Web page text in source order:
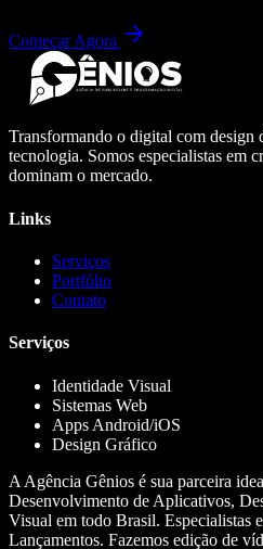
Começar Agora
Transformando o digital com design
tecnologia. Somos especialistas em
dominam o mercado.
Links
Serviços
Portfólio
Contato
Serviços
Identidade Visual
Sistemas Web
Apps Android/iOS
Design Gráfico
A Agência Gênios é sua parceira
Desenvolvimento de Aplicativos,
Visual em todo Brasil. Especialistas
Lançamentos. Fazemos edição de